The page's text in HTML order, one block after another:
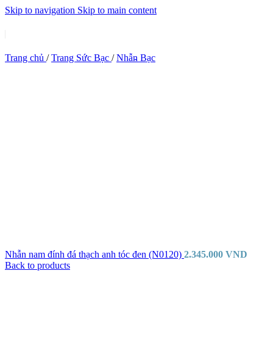
Skip to navigation Skip to main content
Trang chủ / Trang Sức Bạc / Nhẫn Bạc
Nhẫn nam đính đá thạch anh tóc đen (N0120) 2.345.000 VND
Back to products